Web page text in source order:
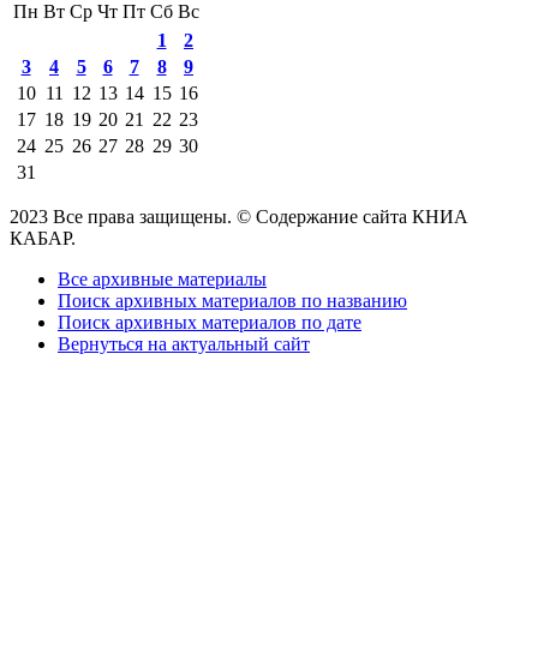
Пн Вт Ср Чт Пт Сб Вс
1
2
3
4 5 6 7 8
9
10 11 12 13 14 15 16
17 18 19 20 21 22 23
24 25 26 27 28 29 30
31
2023 Все права защищены. © Содержание сайта КНИА
КАБАР.
Все архивные материалы
Поиск архивных материалов по названию
Поиск архивных материалов по дате
Вернуться на актуальный сайт